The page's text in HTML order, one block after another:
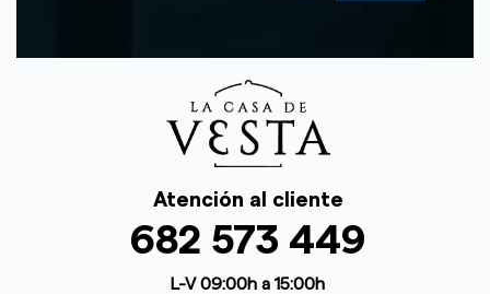
Atención al cliente
682 573 449
L-V 09:00h a 15:00h